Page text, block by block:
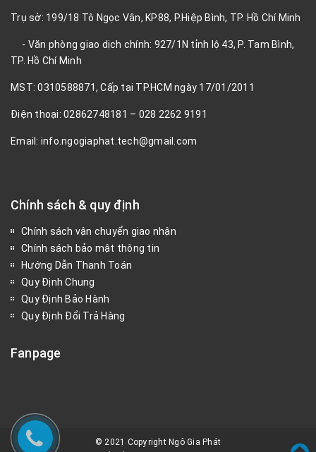
Trụ sở: 199/18 Tô Ngọc Vân, KP88, P.Hiệp Bình, TP. Hồ Chí Minh
- Văn phòng giao dịch chính: 927/1N tỉnh lộ 43, P. Tam Bình,
TP. Hồ Chí Minh
MST: 0310588871, Cấp tại TP.HCM ngày 17/01/2011
Điện thoại: 02862748181 – 028 2262 9191
Email: info.ngogiaphat.tech@gmail.com
Chính sách & quy định
Chính sách vận chuyển giao nhận
Chính sách bảo mật thông tin
Hướng Dẫn Thanh Toán
Quy Định Chung
Quy Định Bảo Hành
Quy Định Đổi Trả Hàng
Fanpage
© 2021 Copyright Ngô Gia Phát